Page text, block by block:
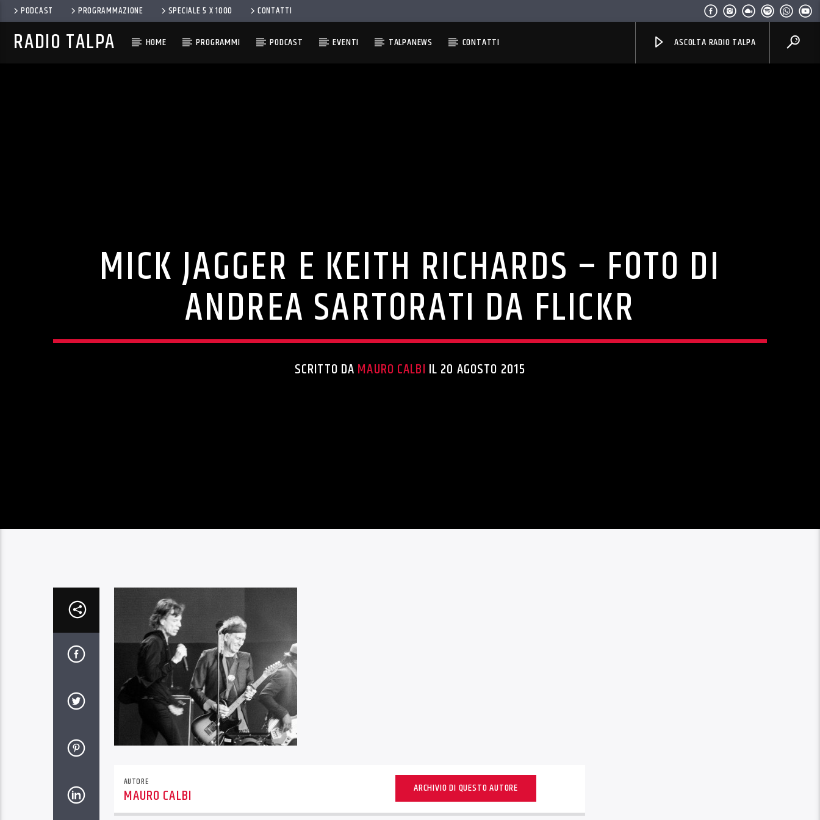
PODCAST PROGRAMMAZIONE SPECIALE 5 X 1000 CONTATTI
RADIO TALPA HOME PROGRAMMI PODCAST EVENTI TALPANEWS CONTATTI ASCOLTA RADIO TALPA
MICK JAGGER E KEITH RICHARDS – FOTO DI
ANDREA SARTORATI DA FLICKR
SCRITTO DA MAURO CALBI IL 20 AGOSTO 2015
AUTORE
MAURO CALBI ARCHIVIO DI QUESTO AUTORE